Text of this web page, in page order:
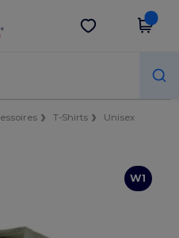
App holen
T-Shirts
Unisex
W1